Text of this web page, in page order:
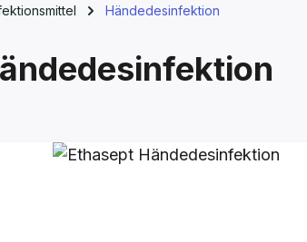
Händedesinfektion